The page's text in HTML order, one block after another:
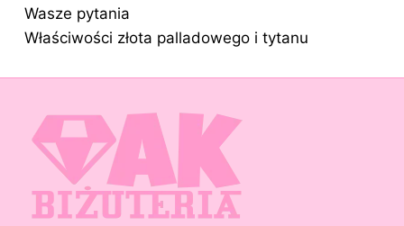
Wasze pytania
Właściwości złota palladowego i tytanu